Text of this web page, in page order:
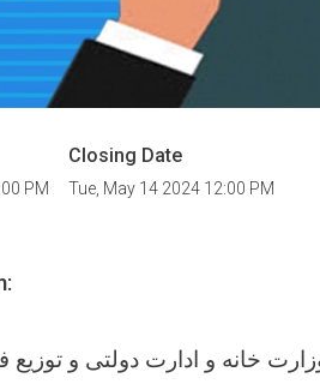
PM
Closing Date
Tue, May 14 2024 12:00 PM
خانه و ادارت دولتی و توزیع